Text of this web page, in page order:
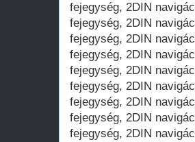
fejegység, 2DIN
fejegység, 2DIN
fejegység, 2DIN
fejegység, 2DIN
fejegység, 2DIN
fejegység, 2DIN
fejegység, 2DIN
fejegység, 2DIN
fejegység, 2DIN